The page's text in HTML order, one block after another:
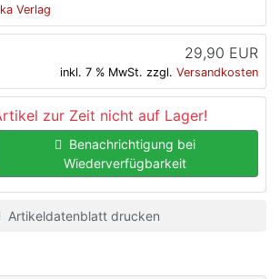
Verlag
29,90 EUR
inkl. 7 % MwSt. zzgl. Versandkosten
zur Zeit nicht auf Lager!
Benachrichtigung bei
Wiederverfügbarkeit
Artikeldatenblatt drucken